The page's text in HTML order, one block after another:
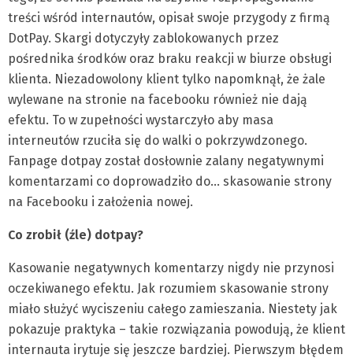
treści wśród internautów, opisał swoje przygody z firmą
DotPay. Skargi dotyczyły zablokowanych przez
pośrednika środków oraz braku reakcji w biurze obsługi
klienta. Niezadowolony klient tylko napomknął, że żale
wylewane na stronie na facebooku również nie dają
efektu. To w zupełności wystarczyło aby masa
interneutów rzuciła się do walki o pokrzywdzonego.
Fanpage dotpay został dosłownie zalany negatywnymi
komentarzami co doprowadziło do… skasowanie strony
na Facebooku i założenia nowej.
Co zrobił (źle) dotpay?
Kasowanie negatywnych komentarzy nigdy nie przynosi
oczekiwanego efektu. Jak rozumiem skasowanie strony
miało służyć wyciszeniu całego zamieszania. Niestety jak
pokazuje praktyka – takie rozwiązania powodują, że klient
internauta irytuje się jeszcze bardziej. Pierwszym błędem